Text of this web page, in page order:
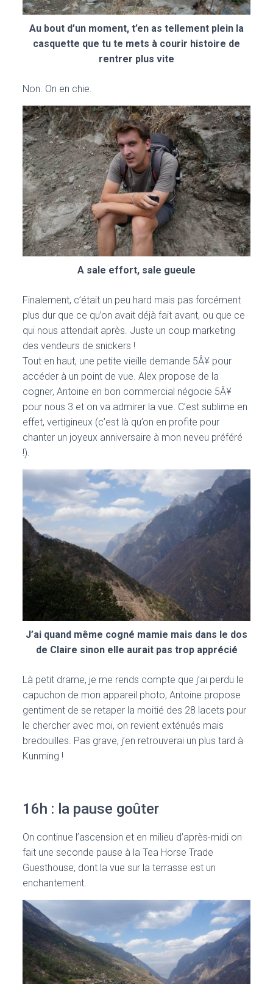
Au bout d’un moment, t’en as tellement plein la
casquette que tu te mets à courir histoire de
rentrer plus vite
Non. On en chie.
A sale effort, sale gueule
Finalement, c’était un peu hard mais pas forcément
plus dur que ce qu’on avait déjà fait avant, ou que ce
qui nous attendait après. Juste un coup marketing
des vendeurs de snickers !
Tout en haut, une petite vieille demande 5Â¥ pour
accéder à un point de vue. Alex propose de la
cogner, Antoine en bon commercial négocie 5Â¥
pour nous 3 et on va admirer la vue. C’est sublime en
effet, vertigineux (c’est là qu’on en profite pour
chanter un joyeux anniversaire à mon neveu préféré
!).
J’ai quand même cogné mamie mais dans le dos
de Claire sinon elle aurait pas trop apprécié
Là petit drame, je me rends compte que j’ai perdu le
capuchon de mon appareil photo, Antoine propose
gentiment de se retaper la moitié des 28 lacets pour
le chercher avec moi, on revient exténués mais
bredouilles. Pas grave, j’en retrouverai un plus tard à
Kunming !
16h : la pause goûter
On continue l’ascension et en milieu d’après-midi on
fait une seconde pause à la Tea Horse Trade
Guesthouse, dont la vue sur la terrasse est un
enchantement.